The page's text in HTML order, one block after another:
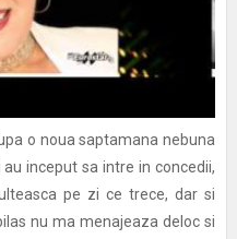
o noua saptamana nebuna
inceput sa intre in concedii,
pe zi ce trece, dar si
nu ma menajeaza deloc si